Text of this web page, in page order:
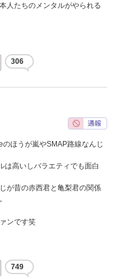
人たちのメンタルがやられる
306
ほうが嵐やSMAP路線なんじ
は高いしバラエティでも面白
が昔の赤西君と亀梨君の関係
ンです笑
749